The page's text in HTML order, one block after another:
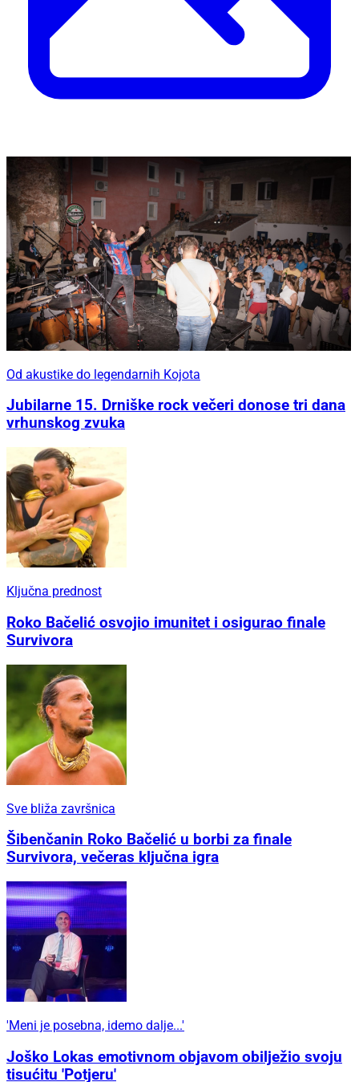
Od akustike do legendarnih Kojota
Jubilarne 15. Drniške rock večeri donose tri dana
vrhunskog zvuka
Ključna prednost
Roko Bačelić osvojio imunitet i osigurao finale
Survivora
Sve bliža završnica
Šibenčanin Roko Bačelić u borbi za finale
Survivora, večeras ključna igra
'Meni je posebna, idemo dalje...'
Joško Lokas emotivnom objavom obilježio svoju
tisućitu 'Potjeru'